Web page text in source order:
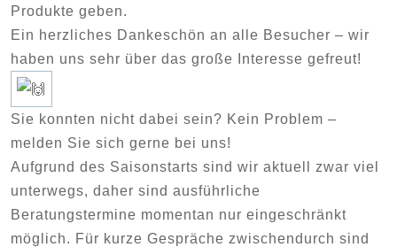
Produkte geben.
Ein herzliches Dankeschön an alle Besucher – wir
haben uns sehr über das große Interesse gefreut!
Sie konnten nicht dabei sein? Kein Problem –
melden Sie sich gerne bei uns!
Aufgrund des Saisonstarts sind wir aktuell zwar viel
unterwegs, daher sind ausführliche
Beratungstermine momentan nur eingeschränkt
möglich. Für kurze Gespräche zwischendurch sind